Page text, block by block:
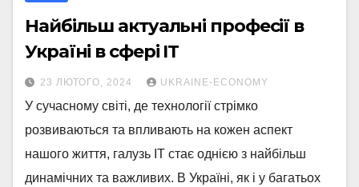
Найбільш актуальні професії в
Україні в сфері IT
23 ЛЮТОГО, 2024 UKRAINE-ECONOMY
У сучасному світі, де технології стрімко
розвиваються та впливають на кожен аспект
нашого життя, галузь ІТ стає однією з найбільш
динамічних та важливих. В Україні, як і у багатьох